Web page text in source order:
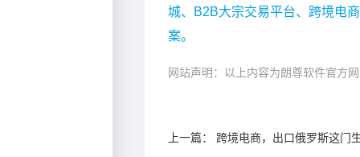
城、B2B大宗交易平台、跨境电
案。
网站声明：以上内容为朗尊软件官方
上一篇： 跨境电商，出口俄罗斯这门